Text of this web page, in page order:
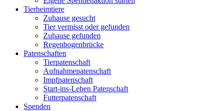
Tierheimtiere
Zuhause gesucht
Tier vermisst oder gefunden
Zuhause gefunden
Regenbogenbrücke
Patenschaften
Tierpatenschaft
Aufnahmepatenschaft
Impfpatenschaft
Start-ins-Leben Patenschaft
Futterpatenschaft
Spenden